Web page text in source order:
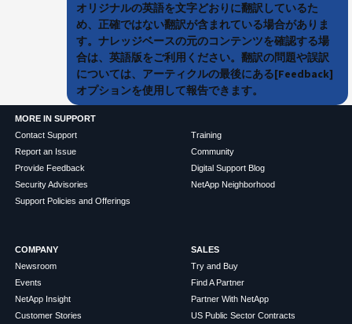
オリジナルの英語を文字どおりに翻訳しているた
め、正確ではない翻訳が含まれている場合がありま
す。ナレッジベースの元のコンテンツを確認する場
合は、英語版をご利用ください。翻訳の問題や誤訳
については、アーティクルの最後にある[Feedback]
オプションを使用して報告できます。
MORE IN SUPPORT
Contact Support
Report an Issue
Provide Feedback
Security Advisories
Support Policies and Offerings
Training
Community
Digital Support Blog
NetApp Neighborhood
COMPANY
Newsroom
Events
NetApp Insight
Customer Stories
SALES
Try and Buy
Find A Partner
Partner With NetApp
US Public Sector Contracts